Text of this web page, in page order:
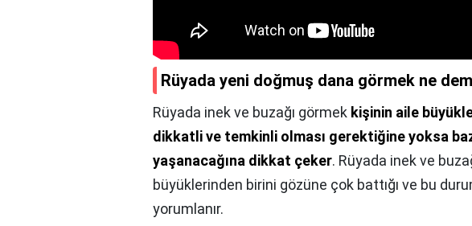
Rüyada yeni doğmuş dana görmek ne
Rüyada inek ve buzağı görmek kişinin aile
dikkatli ve temkinli olması gerektiğine yoksa
yaşanacağına dikkat çeker. Rüyada inek ve
büyüklerinden birini gözüne çok battığı ve bu
yorumlanır.